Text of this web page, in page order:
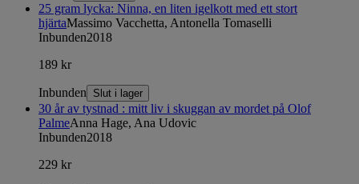
25 gram lycka: Ninna, en liten igelkott med ett stort
hjärtaMassimo Vacchetta, Antonella Tomaselli
Inbunden2018
189 kr
Inbunden Slut i lager
30 år av tystnad : mitt liv i skuggan av mordet på Olof
PalmeAnna Hage, Ana Udovic
Inbunden2018
229 kr